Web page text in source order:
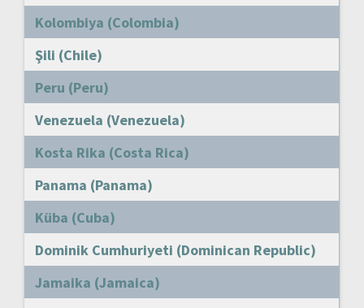
Kolombiya (Colombia)
Şili (Chile)
Peru (Peru)
Venezuela (Venezuela)
Kosta Rika (Costa Rica)
Panama (Panama)
Küba (Cuba)
Dominik Cumhuriyeti (Dominican Republic)
Jamaika (Jamaica)